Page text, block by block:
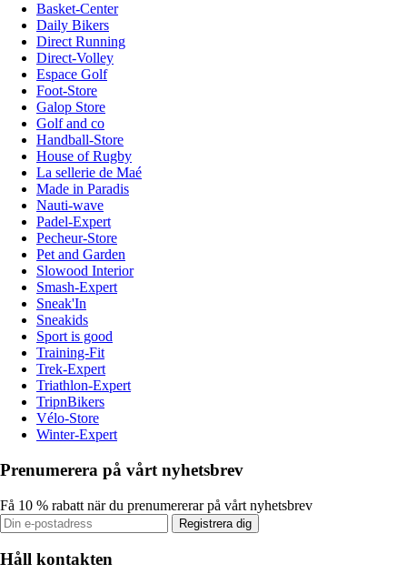
Basket-Center
Daily Bikers
Direct Running
Direct-Volley
Espace Golf
Foot-Store
Galop Store
Golf and co
Handball-Store
House of Rugby
La sellerie de Maé
Made in Paradis
Nauti-wave
Padel-Expert
Pecheur-Store
Pet and Garden
Slowood Interior
Smash-Expert
Sneak'In
Sneakids
Sport is good
Training-Fit
Trek-Expert
Triathlon-Expert
TripnBikers
Vélo-Store
Winter-Expert
Prenumerera på vårt nyhetsbrev
Få 10 % rabatt när du prenumererar på vårt nyhetsbrev
Registrera dig
Håll kontakten